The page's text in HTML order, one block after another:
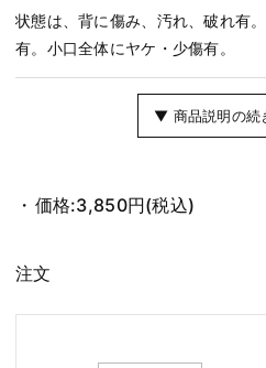
状態は、背に傷み、汚れ、破れ有
有。小口全体にヤケ・少傷有。
▼ 商品説明の
価格:3,850円(税込)
注文